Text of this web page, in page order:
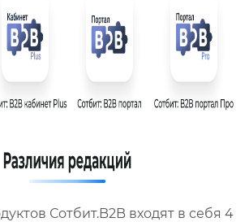
Сотбит.B2B входят в себя 4